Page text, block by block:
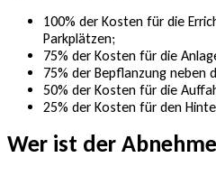
100% der Kosten für die
Parkplätzen;
75% der Kosten für die
75% der Bepflanzung neben
50% der Kosten für die
25% der Kosten für den
Wer ist der